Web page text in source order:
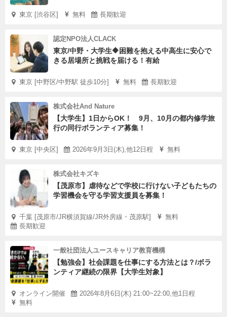
東京 [渋谷区] 無料 長期歓迎
認定NPO法人CLACK
東京/中野・大学生🔶困難を抱える中高生に安心で
きる居場所と挑戦を届ける！有給
東京 [中野区/中野駅 徒歩10分] 無料 長期歓迎
株式会社And Nature
【大学生】1日からOK！ 9月、10月の都内修学旅
行の同行ボランティア募集！
東京 [中央区] 2026年9月3日(木),他12日程 無料
株式会社キズキ
【茂原市】虐待などで学校に行けない子どもたちの
学習機会を守る学習支援員を募集！
千葉 [茂原市/JR横須賀線/JR外房線・茂原駅]
無料
長期歓迎
一般社団法人ユースキャリア教育機構
【勉強会】社会課題を仕事にする方法とは？/ボラ
ンティア継続の限界【大学生対象】
オンライン開催
2026年8月6日(木) 21:00~22:00,他1日程
無料